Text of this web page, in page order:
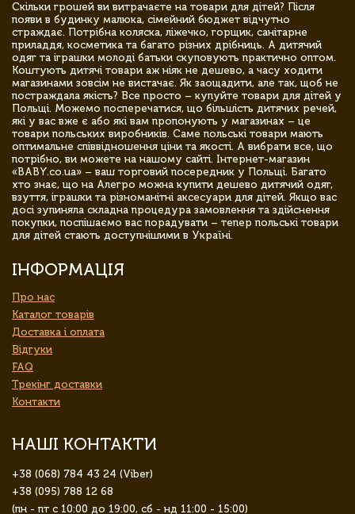
Скільки грошей ви витрачаєте на товари для дітей? Після
появи в будинку малюка, сімейний бюджет відчутно
страждає. Потрібна коляска, ліжечко, горщик, санітарне
приладдя, косметика та багато різних дрібниць. А дитячий
одяг та іграшки молоді батьки скуповують практично оптом.
Коштують дитячі товари аж ніяк не дешево, а часу ходити
магазинами зовсім не вистачає. Як заощадити, але так, щоб не
постраждала якість? Все просто – купуйте товари для дітей у
Польщі. Можемо посперечатися, що більшість дитячих речей,
які у вас вже є або які вам пропонують у магазинах – це
товари польських виробників. Саме польські товари мають
оптимальне співвідношення ціни та якості. А вибрати все, що
потрібно, ви можете на нашому сайті. Інтернет-магазин
«BABY.co.ua» – ваш торговий посередник у Польщі. Багато
хто знає, що на Алегро можна купити дешево дитячий одяг,
взуття, іграшки та різноманітні аксесуари для дітей. Якщо вас
досі зупиняла складна процедура замовлення та здійснення
покупки, поспішаємо вас порадувати – тепер польські товари
для дітей стають доступнішими в Україні.
ІНФОРМАЦІЯ
Про нас
Каталог товарів
Доставка і оплата
Відгуки
FAQ
Трекінг доставки
Контакти
НАШІ КОНТАКТИ
+38 (068) 784 43 24 (Viber)
+38 (095) 788 12 68
(пн - пт с 10:00 до 19:00, сб - нд 11:00 - 15:00)